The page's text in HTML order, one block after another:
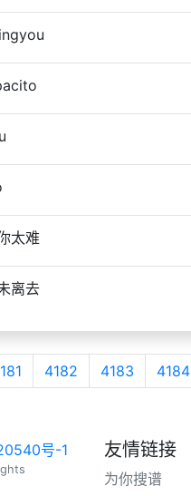
太难
离去
4182 4183 4184
号-1 友情链接
为你搜谱